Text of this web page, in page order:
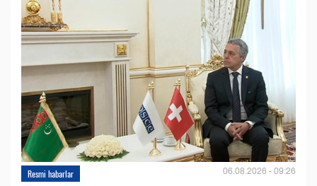
Resmi habarlar 06.08.2026 - 09:26